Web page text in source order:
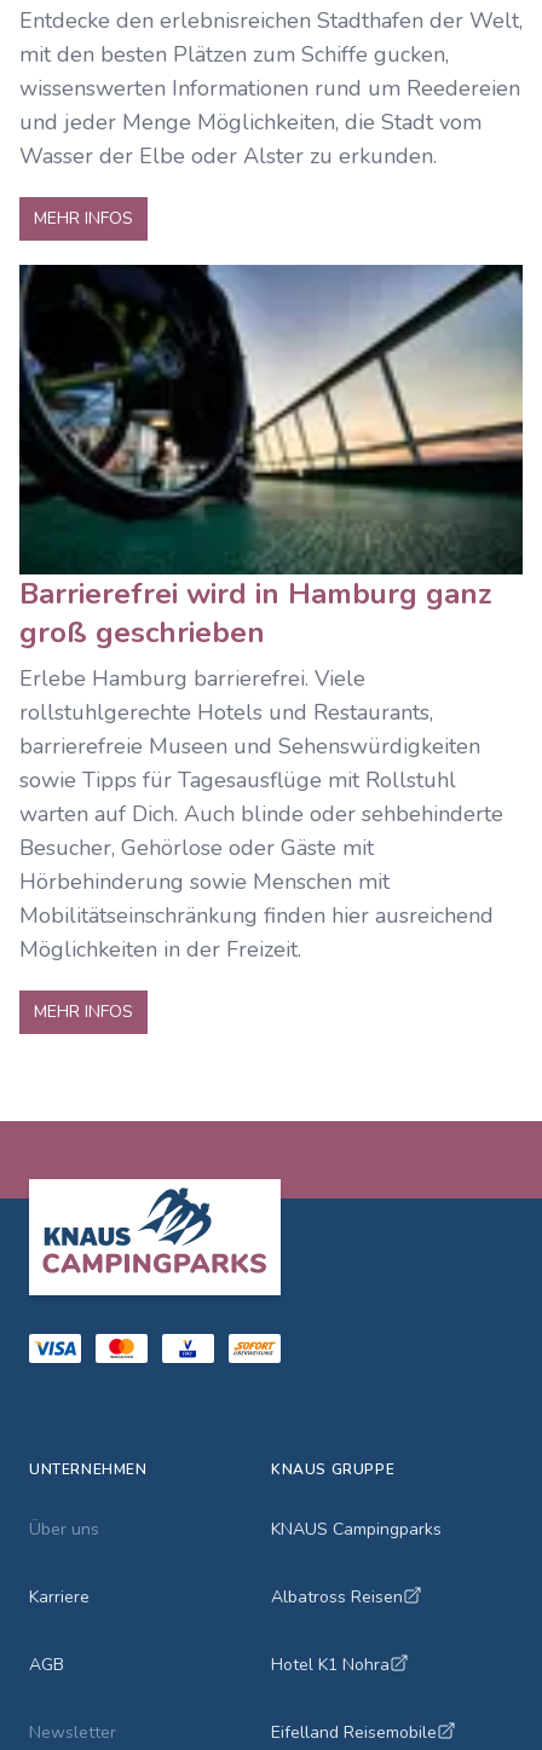
Entdecke den erlebnisreichen Stadthafen der Welt,
mit den besten Plätzen zum Schiffe gucken,
wissenswerten Informationen rund um Reedereien
und jeder Menge Möglichkeiten, die Stadt vom
Wasser der Elbe oder Alster zu erkunden.
MEHR INFOS
Barrierefrei wird in Hamburg ganz
groß geschrieben
Erlebe Hamburg barrierefrei. Viele
rollstuhlgerechte Hotels und Restaurants,
barrierefreie Museen und Sehenswürdigkeiten
sowie Tipps für Tagesausflüge mit Rollstuhl
warten auf Dich. Auch blinde oder sehbehinderte
Besucher, Gehörlose oder Gäste mit
Hörbehinderung sowie Menschen mit
Mobilitätseinschränkung finden hier ausreichend
Möglichkeiten in der Freizeit.
MEHR INFOS
UNTERNEHMEN
Über uns
Karriere
AGB
Newsletter
KNAUS GRUPPE
KNAUS Campingparks
Albatross Reisen
Hotel K1 Nohra
Eifelland Reisemobile